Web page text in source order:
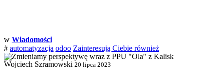
w Wiadomości
# automatyzacja odoo Zainteresują Ciebie również
Wojciech Szramowski 20 lipca 2023